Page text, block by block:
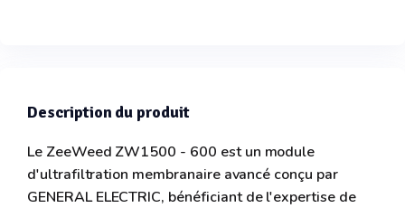
Description du produit
Le ZeeWeed ZW1500 - 600 est un module
d'ultrafiltration membranaire avancé conçu par
GENERAL ELECTRIC, bénéficiant de l'expertise de